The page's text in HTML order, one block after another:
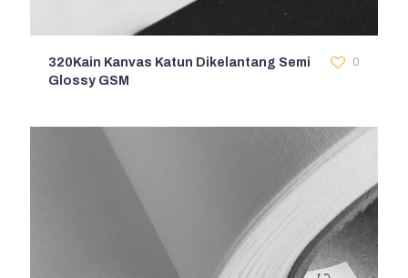
320Kain Kanvas Katun Dikelantang Semi
Glossy GSM
0